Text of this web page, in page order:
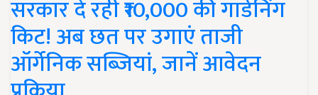
किट! अब छत पर उगाएं ताजी
ऑर्गेनिक सब्जियां, जानें आवेदन
प्रक्रिया..